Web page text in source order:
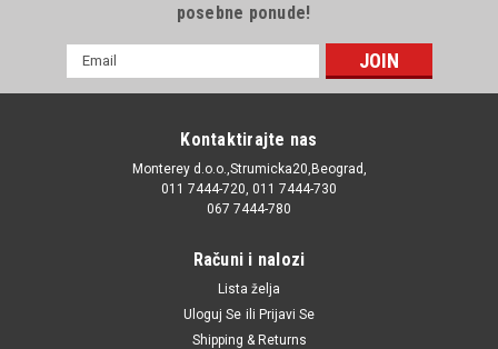
posebne ponude!
mail
Kontaktirajte nas
Monterey d.o.o.,Strumicka20,Beograd,
011 7444-720, 011 7444-730
067 7444-780
Računi i nalozi
Lista želja
Uloguj Se ili Prijavi Se
Shipping & Returns